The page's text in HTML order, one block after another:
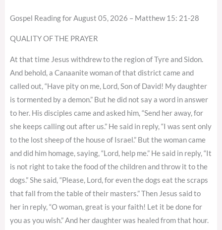
Gospel Reading for August 05, 2026 – Matthew 15: 21-28
QUALITY OF THE PRAYER
At that time Jesus withdrew to the region of Tyre and Sidon.
And behold, a Canaanite woman of that district came and
called out, “Have pity on me, Lord, Son of David! My daughter
is tormented by a demon.” But he did not say a word in answer
to her. His disciples came and asked him, “Send her away, for
she keeps calling out after us.” He said in reply, “I was sent only
to the lost sheep of the house of Israel.” But the woman came
and did him homage, saying, “Lord, help me.” He said in reply, “It
is not right to take the food of the children and throw it to the
dogs.” She said, “Please, Lord, for even the dogs eat the scraps
that fall from the table of their masters.” Then Jesus said to
her in reply, “O woman, great is your faith! Let it be done for
you as you wish.” And her daughter was healed from that hour.